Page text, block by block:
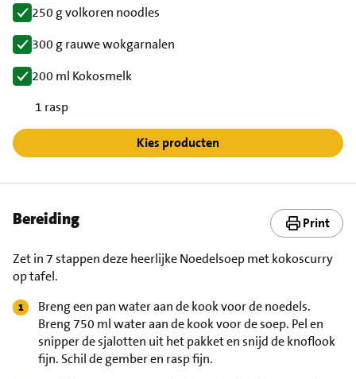
250 g volkoren noodles
300 g rauwe wokgarnalen
200 ml Kokosmelk
1 rasp
Kies producten
Bereiding Print
Zet in 7 stappen deze heerlijke Noedelsoep met kokoscurry
op tafel.
Breng een pan water aan de kook voor de noedels.
Breng 750 ml water aan de kook voor de soep. Pel en
snipper de sjalotten uit het pakket en snijd de knoflook
fijn. Schil de gember en rasp fijn.